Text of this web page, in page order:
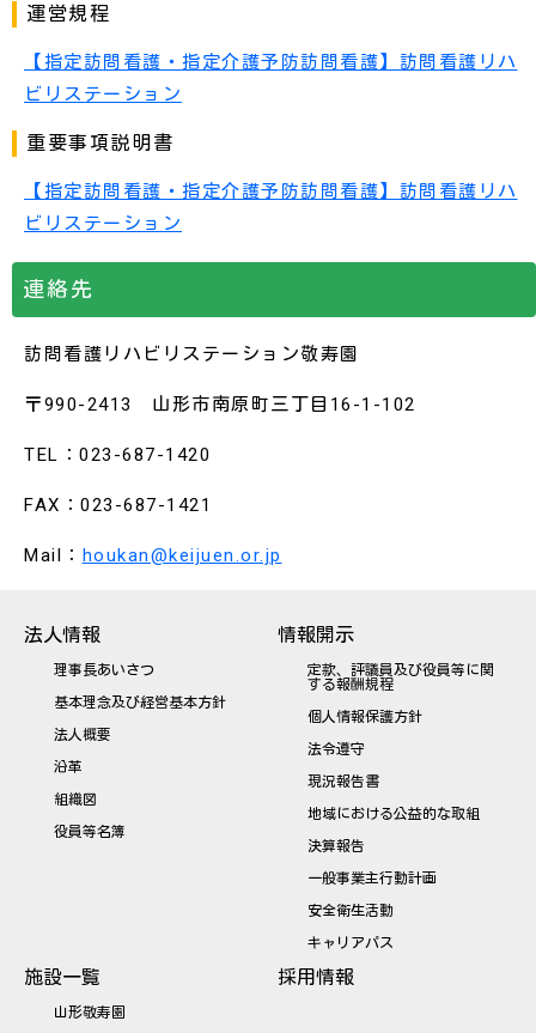
運営規程
【指定訪問看護・指定介護予防訪問看護】訪問看護リハ
ビリステーション
重要事項説明書
【指定訪問看護・指定介護予防訪問看護】訪問看護リハ
ビリステーション
連絡先
訪問看護リハビリステーション敬寿園
〒990-2413 山形市南原町三丁目16-1-102
TEL：023-687-1420
FAX：023-687-1421
Mail： houkan@keijuen.or.jp
法人情報
理事長あいさつ
基本理念及び経営基本方針
法人概要
沿革
組織図
役員等名簿
情報開示
定款、評議員及び役員等に関
する報酬規程
個人情報保護方針
法令遵守
現況報告書
地域における公益的な取組
決算報告
一般事業主行動計画
安全衛生活動
キャリアパス
施設一覧
山形敬寿園
採用情報